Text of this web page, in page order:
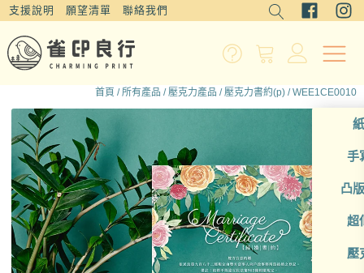
支援說明 願望清單 聯絡我們
手
凸
超
壓
首頁 /所有產品 /壓克力產品 /壓克力書約(p) / WEE1CE0010